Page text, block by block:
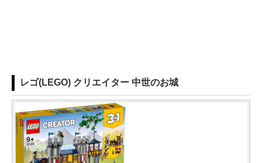
レゴ(LEGO) クリエイター 中世のお城